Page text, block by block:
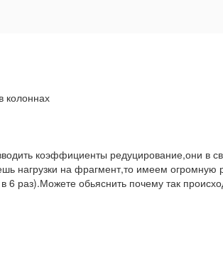
колоннах
коэффициенты редуцирование,они в
нагрузки на фрагмент,то имеем огромную
6 раз).Можете обьяснить почему так